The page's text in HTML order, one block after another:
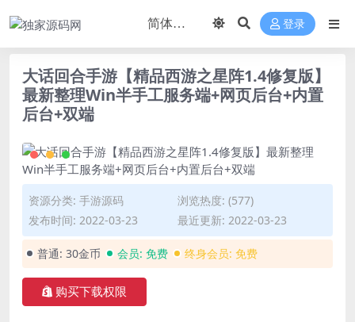
登录
大话回合手游【精品西游之星阵1.4修复版】
最新整理Win半手工服务端+网页后台+内置
后台+双端
资源分类: 手游源码
浏览热度: (577)
发布时间: 2022-03-23
最近更新: 2022-03-23
普通: 30金币 会员: 免费 终身会员: 免费
购买下载权限